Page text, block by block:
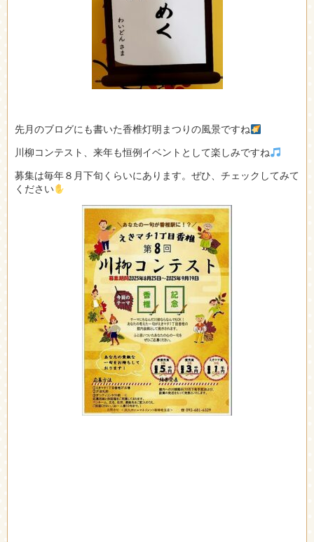
先月のブログにも書いた香椎灯明まつりの風景ですね
川柳コンテスト、来年も恒例イベントとして楽しみですね
募集は毎年８月下旬くらいにあります。ぜひ、チェックしてみて
ください